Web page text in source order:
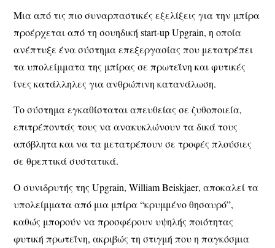
Μια από τις πιο συναρπαστικές εξελίξεις για την μπίρα
προέρχεται από τησουηδική start-up Upgrain, η οποία
ανέπτυξε ένα σύστημα επεξεργασίας που μετατρέπει
τα υπολείμματα της μπίρας σεπρωτεΐνη και φυτικές
ίνες κατάλληλες για ανθρώπινη κατανάλωση.
Το σύστημα εγκαθίσταταιαπευθείας σε ζυθοποιεία,
επιτρέποντάς τους ναανακυκλώνουν τα δικά τους
απόβλητακαι να τα μετατρέπουν σε τροφές πλούσιες
σε θρεπτικά συστατικά.
Ο συνιδρυτής της Upgrain,William Beiskjaer, αποκαλεί τα
υπολείμματα από μια μπίρα“κρυμμένο θησαυρό”,
καθώς μπορούν να προσφέρουνυψηλής ποιότητας
φυτική πρωτεΐνη, ακριβώς τη στιγμή που η παγκόσμια